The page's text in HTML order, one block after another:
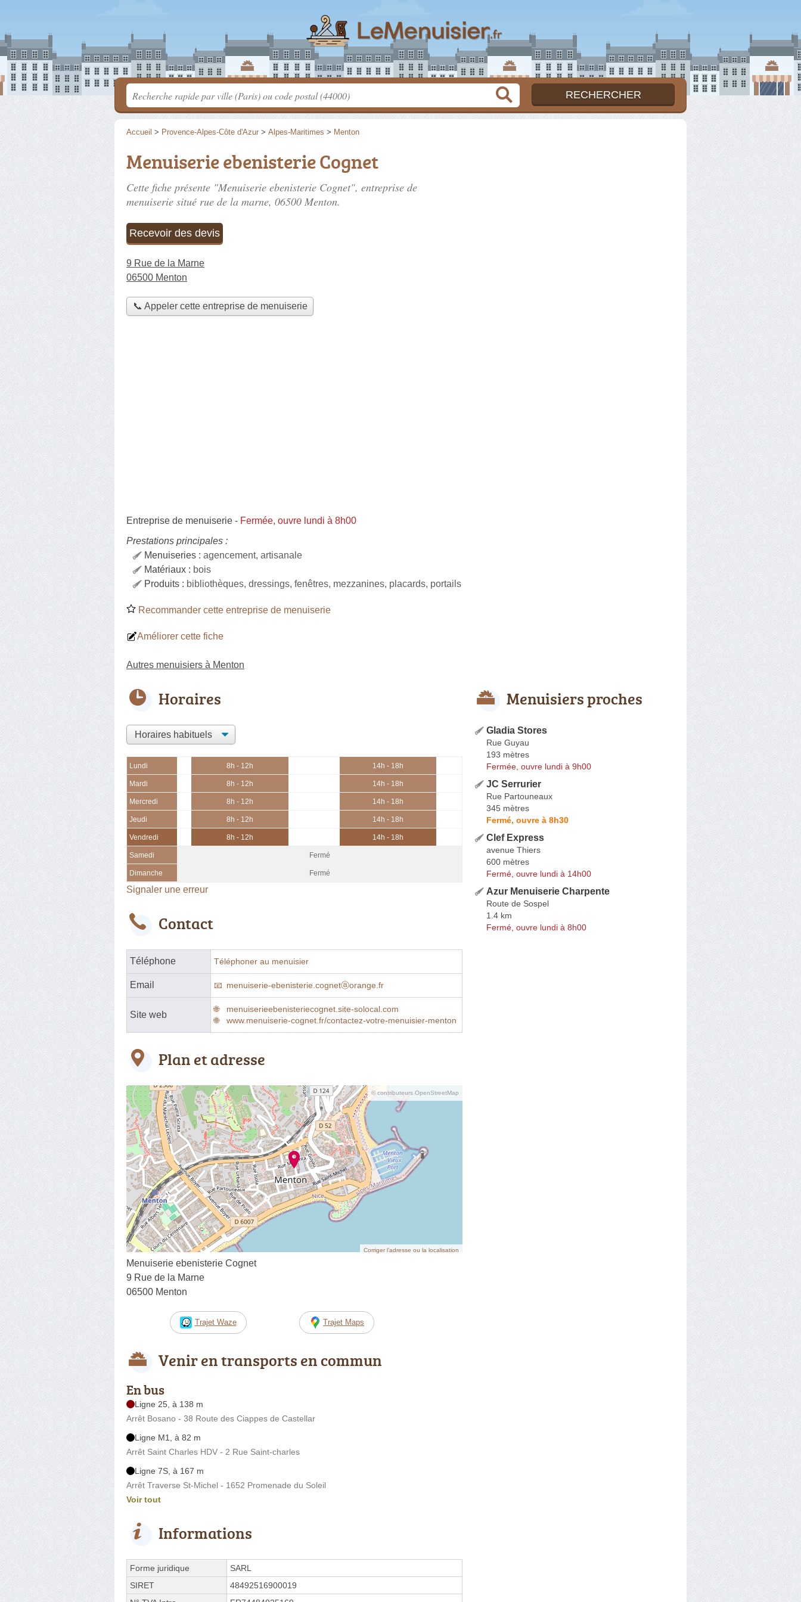
Accueil > Provence-Alpes-Côte d'Azur > Alpes-Maritimes > Menton
Menuiserie ebenisterie Cognet
Cette fiche présente "Menuiserie ebenisterie Cognet", entreprise de
menuiserie situé rue de la marne, 06500 Menton.
Recevoir des devis
9 Rue de la Marne
06500 Menton
📞 Appeler cette entreprise de menuiserie
Entreprise de menuiserie - Fermée, ouvre lundi à 8h00
Prestations principales :
Menuiseries : agencement, artisanale
Matériaux : bois
Produits : bibliothèques, dressings, fenêtres, mezzanines, placards, portails
Recommander cette entreprise de menuiserie
Améliorer cette fiche
Autres menuisiers à Menton
Horaires
Lundi 8h - 12h 14h - 18h
Mardi 8h - 12h 14h - 18h
Mercredi 8h - 12h 14h - 18h
Jeudi 8h - 12h 14h - 18h
Vendredi 8h - 12h 14h - 18h
Samedi Fermé
Dimanche Fermé
Signaler une erreur
Contact
Téléphone Téléphoner au menuisier
Email menuiserie-ebenisterie.cognetⓐorange.fr
Site web
menuiserieebenisteriecognet.site-solocal.com
www.menuiserie-cognet.fr/contactez-votre-menuisier-menton
Plan et adresse
© contributeurs OpenStreetMap
Corriger l’adresse ou la localisation
Menuiserie ebenisterie Cognet
9 Rue de la Marne
06500 Menton
Trajet Waze Trajet Maps
Venir en transports en commun
En bus
Ligne 25, à 138 m
Arrêt Bosano - 38 Route des Ciappes de Castellar
Ligne M1, à 82 m
Arrêt Saint Charles HDV - 2 Rue Saint-charles
Ligne 7S, à 167 m
Arrêt Traverse St-Michel - 1652 Promenade du Soleil
Voir tout
Informations
Forme juridique
SARL
SIRET
48492516900019
Menuisiers proches
Gladia Stores
Rue Guyau
193 mètres
Fermée, ouvre lundi à 9h00
JC Serrurier
Rue Partouneaux
345 mètres
Fermé, ouvre à 8h30
Clef Express
avenue Thiers
600 mètres
Fermé, ouvre lundi à 14h00
Azur Menuiserie Charpente
Route de Sospel
1.4 km
Fermé, ouvre lundi à 8h00